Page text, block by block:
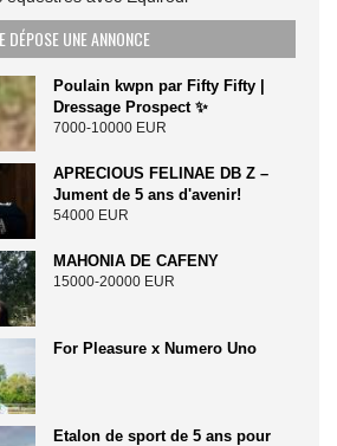
DÉPOSE UNE ANNONCE
Poulain kwpn par Fifty Fifty |
Dressage Prospect ✨️
7000-10000 EUR
APRECIOUS FELINAE DB Z –
Jument de 5 ans d'avenir!
54000 EUR
MAHONIA DE CAFENY
15000-20000 EUR
For Pleasure x Numero Uno
Etalon de sport de 5 ans pour